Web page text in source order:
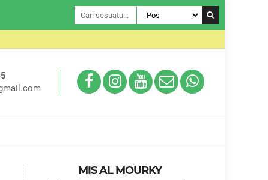
MIS AL MOURKY